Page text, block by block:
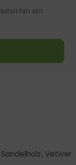
ein
Sandelholz, Vetiver